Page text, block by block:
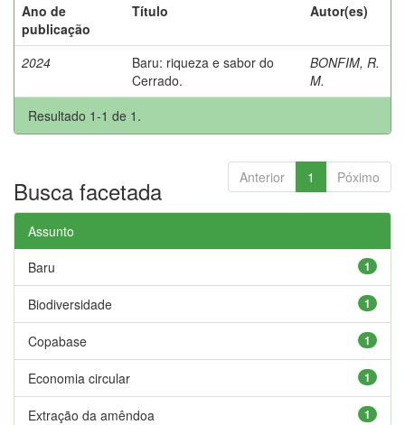
Ano de
publicação
Título Autor(es)
2024
Baru: riqueza e sabor do
Cerrado.
BONFIM, R.
M.
Resultado 1-1 de 1.
Anterior 1 Póximo
Busca facetada
Assunto
1
Baru
1
Biodiversidade
1
Copabase
1
Economia circular
1
Extração da amêndoa